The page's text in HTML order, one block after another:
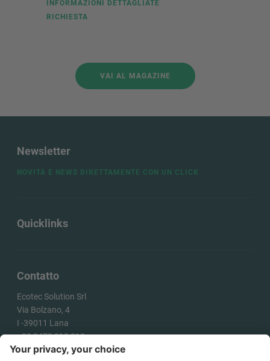
INFORMAZIONI DETTAGLIATE
RICHIESTA
VAI AL MAGAZINE
Contatto
Ecotec Solution Srl
Via Bolzano, 4
I -39011 Lana
+39 0473 313 010
info@ecotecsolution.com
Quicklinks
Newsletter
NOVITÀ E NEWS DIRETTAMENTE CON UN CLICK